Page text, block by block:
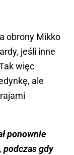
obrony Mikko
jeśli inne
więc
ale
ponownie
podczas gdy